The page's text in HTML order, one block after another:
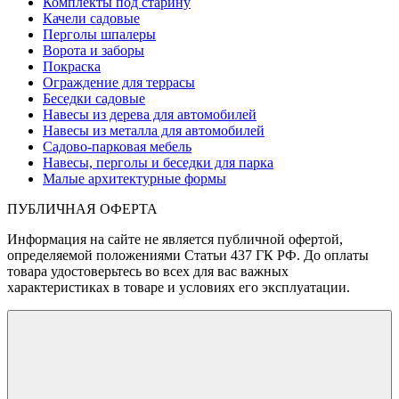
Качели садовые
Перголы шпалеры
Ворота и заборы
Покраска
Ограждение для террасы
Беседки садовые
Навесы из дерева для автомобилей
Навесы из металла для автомобилей
Садово-парковая мебель
Навесы, перголы и беседки для парка
Малые архитектурные формы
ПУБЛИЧНАЯ ОФЕРТА
Информация на сайте не является публичной офертой,
определяемой положениями Статьи 437 ГК РФ. До оплаты
товара удостоверьтесь во всех для вас важных
характеристиках в товаре и условиях его эксплуатации.